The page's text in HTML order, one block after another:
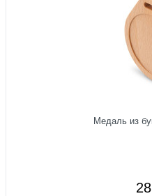
Медаль из